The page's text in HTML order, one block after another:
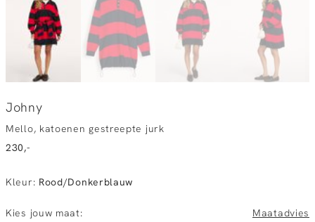
Johny
Mello, katoenen gestreepte jurk
230,-
Kleur: Rood/Donkerblauw
Kies jouw maat:
Maatadvies